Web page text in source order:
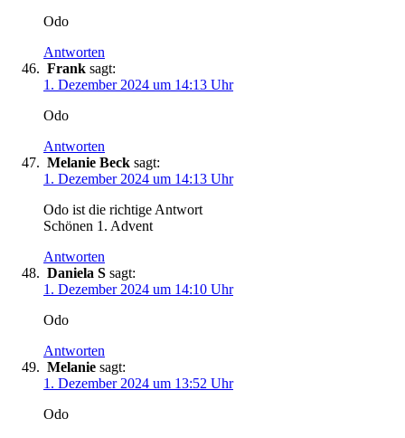
Odo
Antworten
Frank sagt:
1. Dezember 2024 um 14:13 Uhr
Odo
Antworten
Melanie Beck sagt:
1. Dezember 2024 um 14:13 Uhr
Odo ist die richtige Antwort
Schönen 1. Advent
Antworten
Daniela S sagt:
1. Dezember 2024 um 14:10 Uhr
Odo
Antworten
Melanie sagt:
1. Dezember 2024 um 13:52 Uhr
Odo